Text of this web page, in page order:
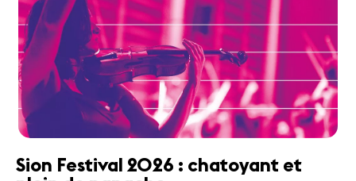
Sion Festival 2026 : chatoyant et